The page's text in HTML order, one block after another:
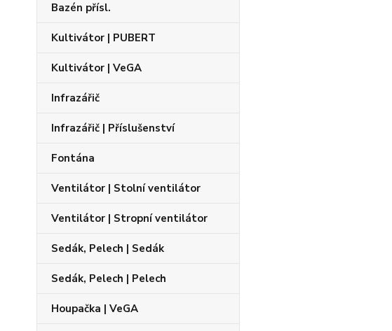
Bazén přísl.
Kultivátor | PUBERT
Kultivátor | VeGA
Infrazářič
Infrazářič | Příslušenství
Fontána
Ventilátor | Stolní ventilátor
Ventilátor | Stropní ventilátor
Sedák, Pelech | Sedák
Sedák, Pelech | Pelech
Houpačka | VeGA